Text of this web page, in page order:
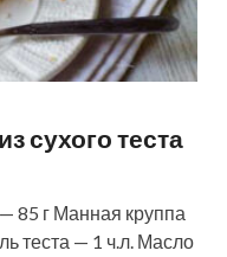
сухого теста
85 г Манная круппа
теста — 1 ч.л. Масло